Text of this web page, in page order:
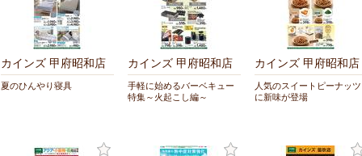
カインズ 甲府昭和店
夏のひんやり寝具
カインズ 甲府昭和店
手軽に始めるバーベキュー
特集～火起こし編～
カインズ 甲府昭和店
人気のスイートピーナッツ
に新味が登場